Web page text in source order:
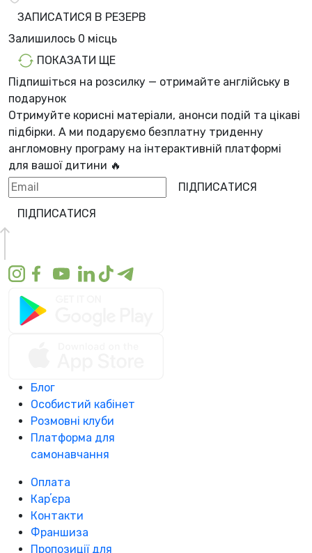
ЗАПИСАТИСЯ В РЕЗЕРВ
Залишилось 0 місць
ПОКАЗАТИ ЩЕ
Підпишіться на розсилку — отримайте англійську в
подарунок
Отримуйте корисні матеріали, анонси подій та цікаві
підбірки. А ми подаруємо безплатну триденну
англомовну програму на інтерактивній платформі
для вашої дитини 🔥
ПІДПИСАТИСЯ
ПІДПИСАТИСЯ
Блог
Особистий кабінет
Розмовні клуби
Платформа для
самонавчання
Оплата
Карʼєра
Контакти
Франшиза
Пропозиції для